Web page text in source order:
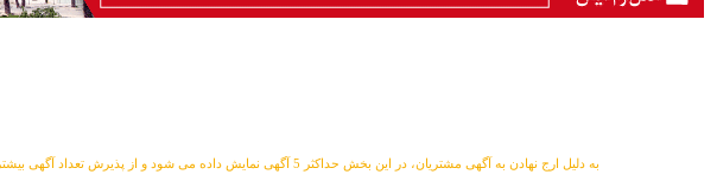
به دلیل ارج نهادن به آگهی مشتریان، در این بخش حداکثر 5 آگهی نمایش داده می شود و از پذیرش تعداد آگهی بیشتر معذوریم.